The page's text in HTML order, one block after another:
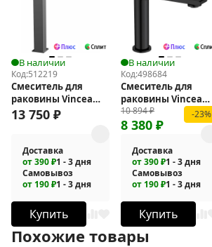
В наличии
Код:512219
Смеситель для
раковины Vincea
Cube VBF-1C02GM
13 750 ₽
Доставка
от 390 ₽1 - 3 дня
Самовывоз
от 190 ₽1 - 3 дня
Купить
В наличии
Код:498684
Смеситель для
раковины Vincea
Vogue VBF-1V1MB
10 894₽
8 380 ₽
-23%
Доставка
от 390 ₽1 - 3 дня
Самовывоз
от 190 ₽1 - 3 дня
Купить
Похожие товары